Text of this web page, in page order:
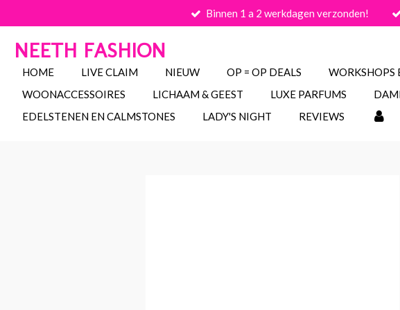
direct
naar
de
hoofdinhoud
Binnen 1 a 2 werkdagen verzonden!
NEETH FASHION
HOME LIVE CLAIM NIEUW OP = OP DEALS WORKSHOPS
WOONACCESSOIRES
LICHAAM & GEEST LUXE PARFUMS
EDELSTENEN EN CALMSTONES
LADY'S NIGHT REVIEWS